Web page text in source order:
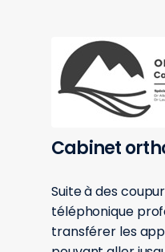
Cabinet
Suite à des
téléphonique
transférer les